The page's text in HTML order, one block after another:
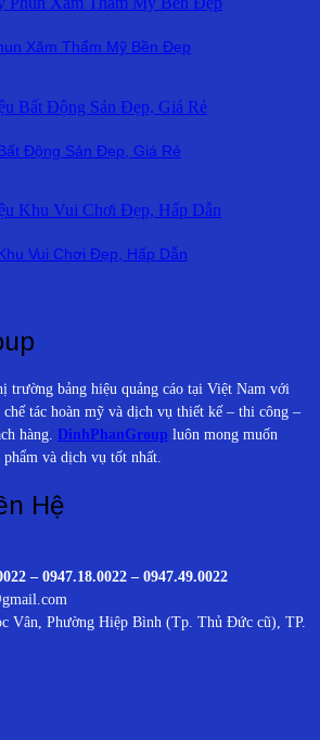
Xăm Thẩm Mỹ Bền Đẹp
Động Sản Đẹp, Giá Rẻ
Vui Chơi Đẹp, Hấp Dẫn
trường bảng hiệu quảng cáo tại Việt Nam với
chế tác hoàn mỹ và dịch vụ thiết kế – thi công –
hàng. DinhPhanGroup luôn mong muốn
phẩm và dịch vụ tốt nhất.
Hệ
– 0947.18.0022 – 0947.49.0022
Vân, Phường Hiệp Bình (Tp. Thủ Đức cũ), TP.